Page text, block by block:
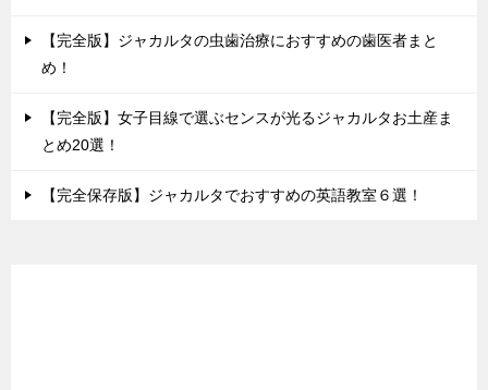
【完全版】ジャカルタの虫歯治療におすすめの歯医者まと
め！
【完全版】女子目線で選ぶセンスが光るジャカルタお土産ま
とめ20選！
【完全保存版】ジャカルタでおすすめの英語教室６選！